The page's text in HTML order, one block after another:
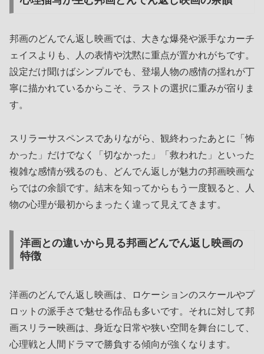
邦画のどんでん返し映画では、大きな爆発や派手なカーチ
ェイスよりも、人の表情や沈黙に重点が置かれがちです。
設定だけ聞けばシンプルでも、登場人物の感情の揺れが丁
寧に描かれているからこそ、ラストの選択に重みが宿りま
す。
スリラーサスペンスでありながら、観終わったあとに「怖
かった」だけでなく「切なかった」「救われた」といった
複雑な感情が残るのも、どんでん返しが魅力の邦画映画な
らではの余韻です。結末を知ってからもう一度観ると、人
物の心理が最初からまったく違って見えてきます。
洋画との違いから見る邦画どんでん返し映画の
特徴
洋画のどんでん返し映画は、ロケーションのスケールやプ
ロットの派手さで魅せる作品も多いです。それに対して邦
画スリラー映画は、身近な日常や狭い空間を舞台にして、
心理戦と人間ドラマで勝負する傾向が強くなります。